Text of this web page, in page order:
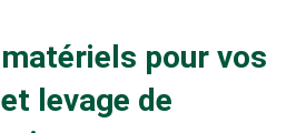
pour vos
levage de